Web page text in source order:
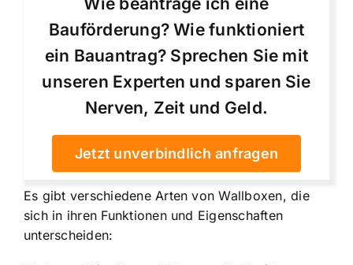
Bauförderung? Wie funktioniert
ein Bauantrag? Sprechen Sie mit
unseren Experten und sparen Sie
Nerven, Zeit und Geld.
Jetzt unverbindlich anfragen
Es gibt verschiedene Arten von Wallboxen, die
sich in ihren Funktionen und Eigenschaften
unterscheiden: